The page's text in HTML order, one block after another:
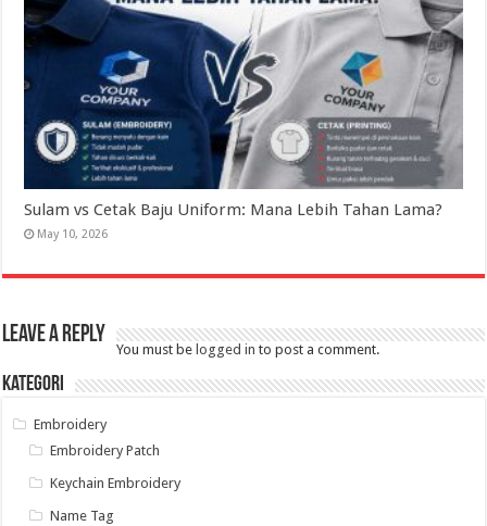
Sulam vs Cetak Baju Uniform: Mana Lebih Tahan Lama?
May 10, 2026
Leave a Reply
You must be logged in to post a comment.
Kategori
Embroidery
Embroidery Patch
Keychain Embroidery
Name Tag